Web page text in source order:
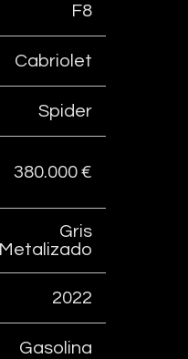
F8
Cabriolet
Spider
380.000 €
Gris
Metalizado
2022
Gasolina